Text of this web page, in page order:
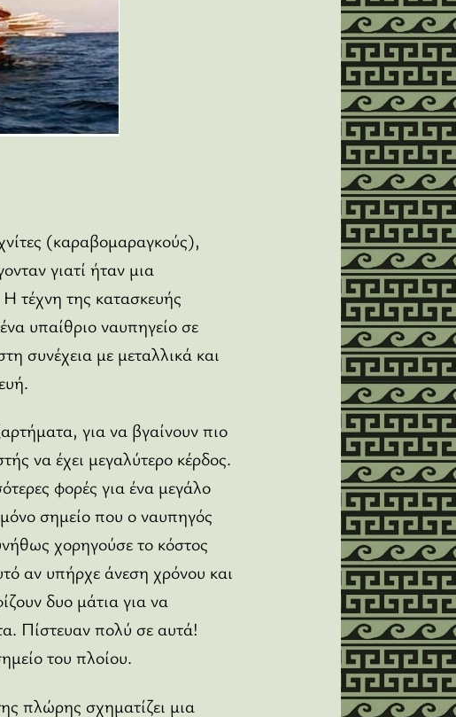
(καραβομαραγκούς),
γιατί ήταν μια
Η τέχνη της κατασκευής
υπαίθριο ναυπηγείο σε
συνέχεια με μεταλλικά και
για να βγαίνουν πιο
να έχει μεγαλύτερο κέρδος.
φορές για ένα μεγάλο
σημείο που ο ναυπηγός
χορηγούσε το κόστος
αν υπήρχε άνεση χρόνου και
δυο μάτια για να
Πίστευαν πολύ σε αυτά!
του πλοίου.
πλώρης σχηματίζει μια